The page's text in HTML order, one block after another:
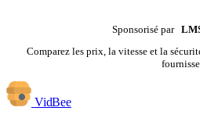
Sponsorisé par
Comparez les prix, la vitesse et la
VidBee